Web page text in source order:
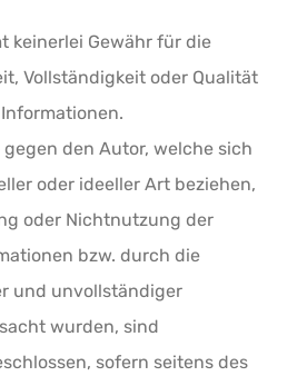
keinerlei Gewähr für die
Vollständigkeit oder Qualität
den Autor, welche sich
oder ideeller Art beziehen,
oder Nichtnutzung der
bzw. durch die
und unvollständiger
wurden, sind
sofern seitens des